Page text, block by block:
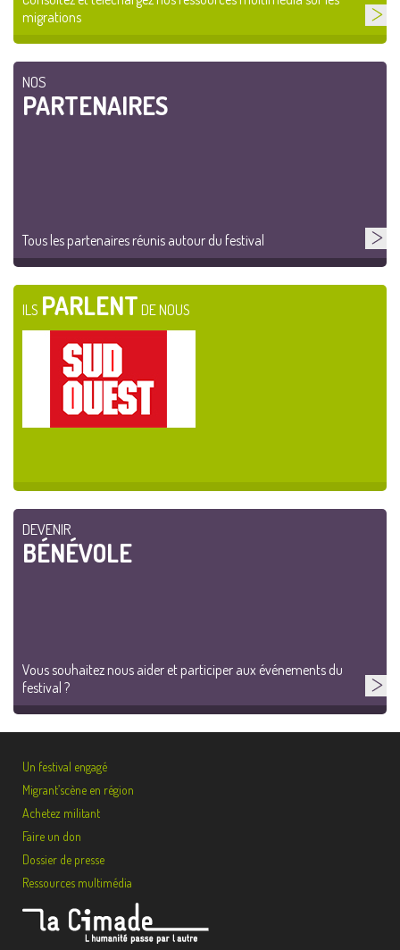
migrations
NOS
PARTENAIRES
Tous les partenaires réunis autour du festival
ILS PARLENT DE NOUS
DEVENIR
BÉNÉVOLE
Vous souhaitez nous aider et participer aux événements du
festival ?
Un festival engagé
Migrant’scène en région
Achetez militant
Faire un don
Dossier de presse
Ressources multimédia